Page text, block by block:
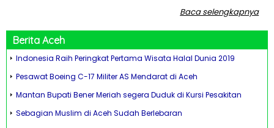
Baca selengkapnya
Berita Aceh
Indonesia Raih Peringkat Pertama Wisata Halal Dunia 2019
Pesawat Boeing C-17 Militer AS Mendarat di Aceh
Mantan Bupati Bener Meriah segera Duduk di Kursi Pesakitan
Sebagian Muslim di Aceh Sudah Berlebaran